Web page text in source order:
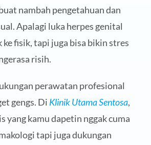
nambah pengetahuan dan
Apalagi luka herpes genital
ke fisik, tapi juga bisa bikin stres
risih.
perawatan profesional
gengs. Di Klinik Utama Sentosa,
yang kamu dapetin nggak cuma
tapi juga dukungan